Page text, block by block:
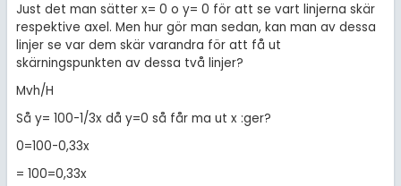
Just det man sätter x= 0 o y= 0 för att se vart linjerna skär
respektive axel. Men hur gör man sedan, kan man av dessa
linjer se var dem skär varandra för att få ut
skärningspunkten av dessa två linjer?
Mvh/H
Så y= 100-1/3x då y=0 så får ma ut x :ger?
0=100-0,33x
= 100=0,33x